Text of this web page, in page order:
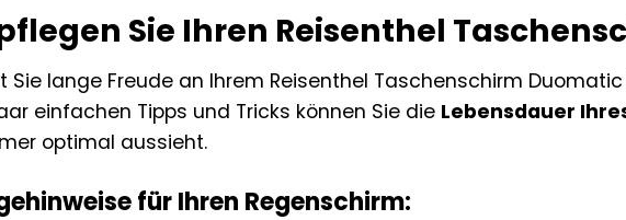
Sie Ihren Reisenthel
Sie lange Freude an Ihrem Reisenthel Taschenschirm
einfachen Tipps und Tricks können Sie die Lebensdauer
optimal aussieht.
für Ihren Regenschirm: